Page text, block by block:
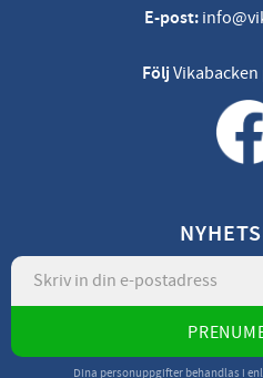
E-post:
FöljVikabacken
Dina personuppgifter behandlas i